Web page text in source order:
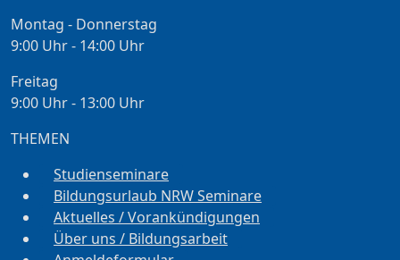
Montag - Donnerstag
9:00 Uhr - 14:00 Uhr
Freitag
9:00 Uhr - 13:00 Uhr
THEMEN
Studienseminare
Bildungsurlaub NRW Seminare
Aktuelles / Vorankündigungen
Über uns / Bildungsarbeit